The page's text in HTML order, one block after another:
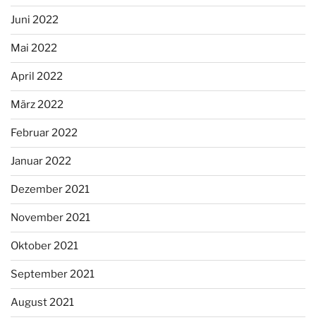
Juni 2022
Mai 2022
April 2022
März 2022
Februar 2022
Januar 2022
Dezember 2021
November 2021
Oktober 2021
September 2021
August 2021